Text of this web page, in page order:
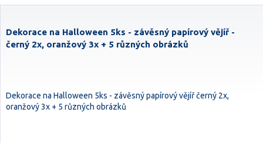
Dekorace na Halloween 5ks - závěsný papírový vějíř -
černý 2x, oranžový 3x + 5 různých obrázků
Dekorace na Halloween 5ks - závěsný papírový vějíř černý 2x,
oranžový 3x + 5 různých obrázků